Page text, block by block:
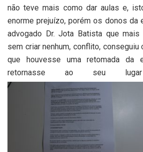
não teve mais como dar aulas e,
enorme prejuízo, porém os donos da
advogado Dr. Jota Batista que mais
sem criar nenhum, conflito, conseguiu
que houvesse uma retomada da
retornasse ao seu